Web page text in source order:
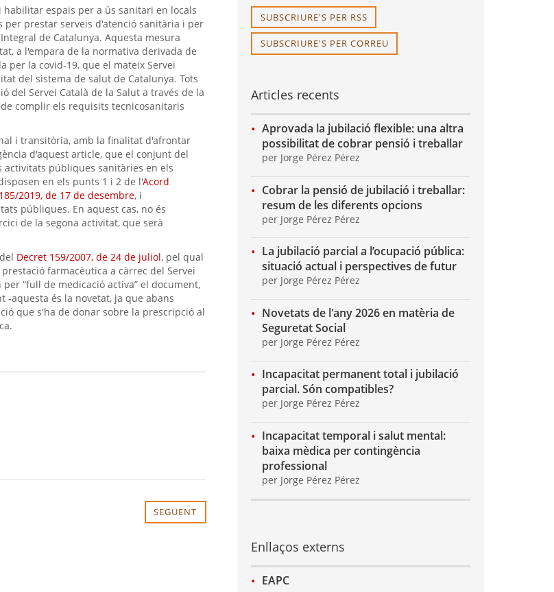
habilitar espais per a ús sanitari en locals
prestar serveis d'atenció sanitària i per
de Catalunya. Aquesta mesura
a l'empara de la normativa derivada de
per la covid-19, que el mateix Servei
del sistema de salut de Catalunya. Tots
del Servei Català de la Salut a través de la
complir els requisits tecnicosanitaris
i transitòria, amb la finalitat d'afrontar
d'aquest article, que el conjunt del
públiques sanitàries en els
en els punts 1 i 2 de l'Acord
2019, de 17 de desembre, i
públiques. En aquest cas, no és
de la segona activitat, que serà
Decret 159/2007, de 24 de juliol, pel qual
farmacèutica a càrrec del Servei
“full de medicació activa” el document,
-aquesta és la novetat, ja que abans
que s'ha de donar sobre la prescripció al
SEGÜENT
SUBSCRIURE'S PER RSS
SUBSCRIURE'S PER CORREU
Articles recents
Aprovada la jubilació flexible: una altra
possibilitat de cobrar pensió i treballar
per Jorge Pérez Pérez
Cobrar la pensió de jubilació i treballar:
resum de les diferents opcions
per Jorge Pérez Pérez
La jubilació parcial a l’ocupació pública:
situació actual i perspectives de futur
per Jorge Pérez Pérez
Novetats de l'any 2026 en matèria de
Seguretat Social
per Jorge Pérez Pérez
Incapacitat permanent total i jubilació
parcial. Són compatibles?
per Jorge Pérez Pérez
Incapacitat temporal i salut mental:
baixa mèdica per contingència
professional
per Jorge Pérez Pérez
Enllaços externs
EAPC